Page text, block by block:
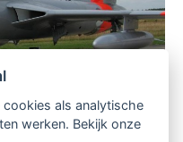
als analytische
werken. Bekijk onze